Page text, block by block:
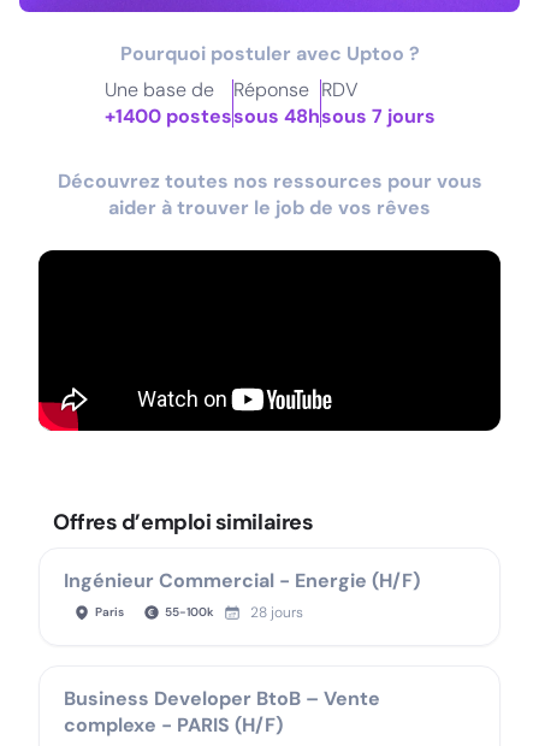
Pourquoi postuler avec Uptoo ?
Une base de
+1400 postes
Réponse
sous 48h
RDV
sous 7 jours
Découvrez toutes nos ressources pour vous
aider à trouver le job de vos rêves
Offres d’emploi similaires
Ingénieur Commercial - Energie (H/F)
Paris 55-100k 28 jours
Business Developer BtoB – Vente
complexe - PARIS (H/F)